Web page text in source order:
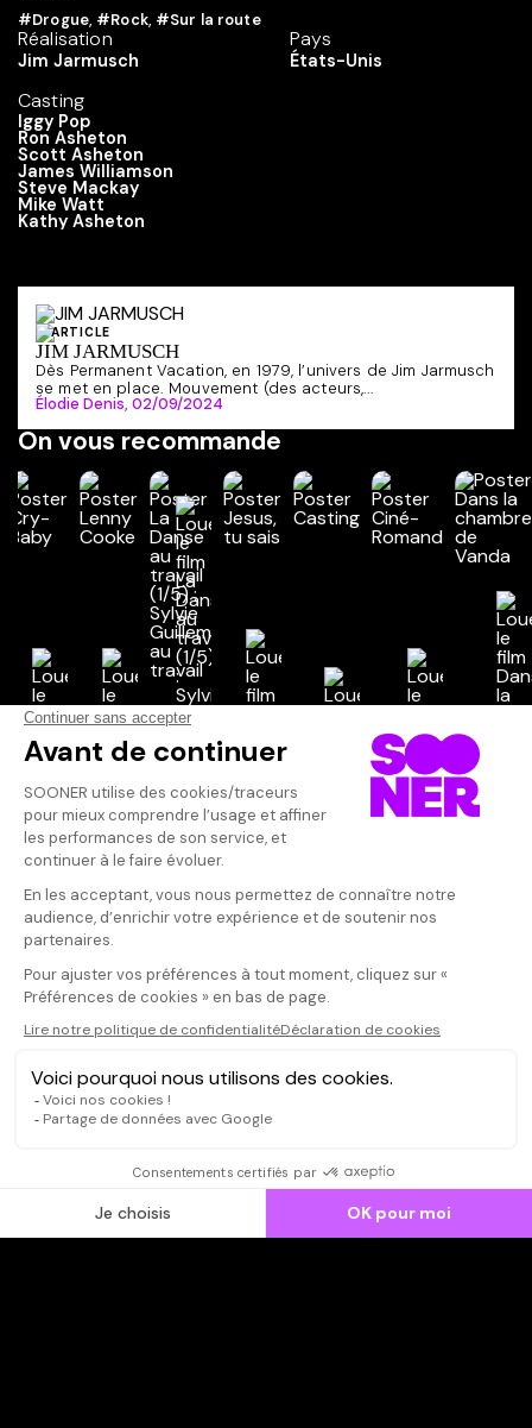
#Drogue, #Rock, #Sur la route
Réalisation
Jim Jarmusch
Casting
Iggy Pop
Ron Asheton
Scott Asheton
James Williamson
Steve Mackay
Mike Watt
Kathy Asheton
Pays
États-Unis
ARTICLE
JIM JARMUSCH
Dès Permanent Vacation, en 1979, l’univers de Jim Jarmusch
se met en place. Mouvement (des acteurs,...
Élodie Denis, 02/09/2024
On vous recommande
Vos avis
Donnez votre avis
Votre note
Votre commentaire
Il faut vous connecter pour
publier un avis
CONNEXION
Ils avaient
d'archive,
ce qui donne
musique
Stooges !
Qui sommes-nous ?